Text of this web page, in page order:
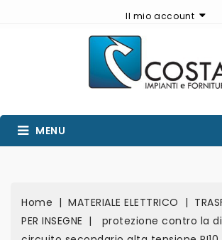
Il mio account
MENU
Home MATERIALE ELETTRICO
PER INSEGNE
protezione contro la